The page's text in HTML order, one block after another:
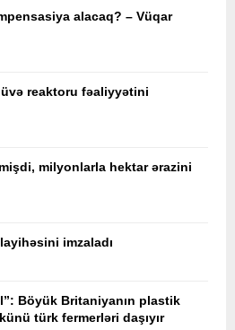
alacaq? – Vüqar
reaktoru fəaliyyətini
milyonlarla hektar ərazini
imzaladı
Böyük Britaniyanın plastik
türk fermerləri daşıyır